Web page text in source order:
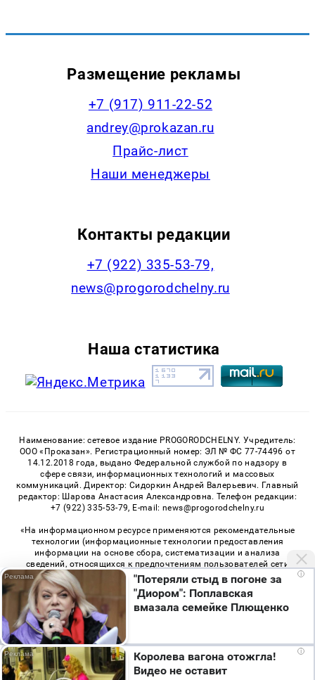
Размещение рекламы
+7 (917) 911-22-52
andrey@prokazan.ru
Прайс-лист
Наши менеджеры
Контакты редакции
+7 (922) 335-53-79,
news@progorodchelny.ru
Наша статистика
Наименование: сетевое издание PROGORODCHELNY. Учредитель:
ООО «Проказан». Регистрационный номер: ЭЛ № ФС 77-74496 от
14.12.2018 года, выдано Федеральной службой по надзору в
сфере связи, информационных технологий и массовых
коммуникаций. Директор: Сидоркин Андрей Валерьевич. Главный
редактор: Шарова Анастасия Александровна. Телефон редакции:
+7 (922) 335-53-79, E-mail: news@progorodchelny.ru
«На информационном ресурсе применяются рекомендательные
технологии (информационные технологии предоставления
информации на основе сбора, систематизации и анализа
сведений, относящихся к предпочтениям пользователей сети
«Интернет», находящихся на территории Российской
Федерации)». Правила применения рекомендательных
технологий в виджетах рекламно-обменной сети«СМИ2» (PDF)
«Sparrow» (PDF)
© 2026 «PROGorodChelny» | Все права защищены
Возрастная категория сайта 16+
Мы используем cookie. Во время посещения сайта
вы соглашаетесь с тем, что мы обрабатываем
ваши персональные данные с использованием
i
"Потеряли стыд в погоне за
"Диором": Поплавская
вмазала семейке Плющенко
i
Королева вагона отожгла!
Видео не оставит